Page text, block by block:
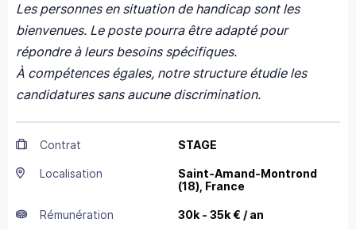
Les personnes en situation de handicap sont les
bienvenues. Le poste pourra être adapté pour
répondre à leurs besoins spécifiques.
À compétences égales, notre structure étudie les
candidatures sans aucune discrimination.
Contrat STAGE
Localisation
Saint-Amand-Montrond
(18), France
Rémunération 30k - 35k € / an